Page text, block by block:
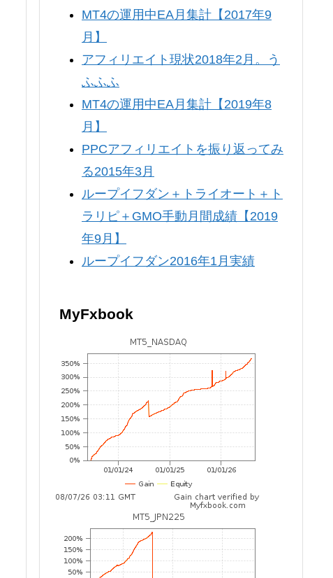
MT4の運用中EA月集計【2017年9
月】
アフィリエイト現状2018年2月。う
ふふふ
MT4の運用中EA月集計【2019年8
月】
PPCアフィリエイトを振り返ってみ
る2015年3月
ループイフダン＋トライオート＋ト
ラリピ＋GMO手動月間成績【2019
年9月】
ループイフダン2016年1月実績
MyFxbook